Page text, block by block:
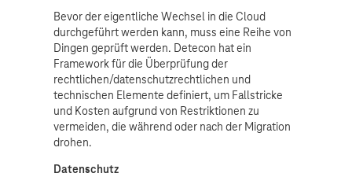
Bevor der eigentliche Wechsel in die Cloud
durchgeführt werden kann, muss eine Reihe von
Dingen geprüft werden. Detecon hat ein
Framework für die Überprüfung der
rechtlichen/datenschutzrechtlichen und
technischen Elemente definiert, um Fallstricke
und Kosten aufgrund von Restriktionen zu
vermeiden, die während oder nach der Migration
drohen.
Datenschutz